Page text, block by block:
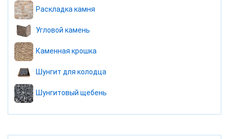
Раскладка камня
Угловой камень
Каменная крошка
Шунгит для колодца
Шунгитовый щебень